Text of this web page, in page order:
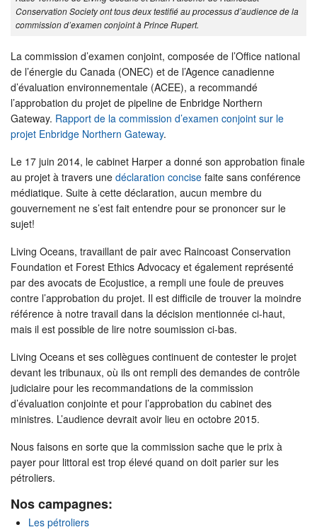
Conservation Society ont tous deux testifié au processus d’audience de la
commission d’examen conjoint à Prince Rupert.
La commission d’examen conjoint, composée de l’Office national
de l’énergie du Canada (ONEC) et de l’Agence canadienne
d’évaluation environnementale (ACEE), a recommandé
l’approbation du projet de pipeline de Enbridge Northern
Gateway. Rapport de la commission d’examen conjoint sur le
projet Enbridge Northern Gateway.
Le 17 juin 2014, le cabinet Harper a donné son approbation finale
au projet à travers une déclaration concise faite sans conférence
médiatique. Suite à cette déclaration, aucun membre du
gouvernement ne s’est fait entendre pour se prononcer sur le
sujet!
Living Oceans, travaillant de pair avec Raincoast Conservation
Foundation et Forest Ethics Advocacy et également représenté
par des avocats de Ecojustice, a rempli une foule de preuves
contre l’approbation du projet. Il est difficile de trouver la moindre
référence à notre travail dans la décision mentionnée ci-haut,
mais il est possible de lire notre soumission ci-bas.
Living Oceans et ses collègues continuent de contester le projet
devant les tribunaux, où ils ont rempli des demandes de contrôle
judiciaire pour les recommandations de la commission
d’évaluation conjointe et pour l’approbation du cabinet des
ministres. L’audience devrait avoir lieu en octobre 2015.
Nous faisons en sorte que la commission sache que le prix à
payer pour littoral est trop élevé quand on doit parier sur les
pétroliers.
Nos campagnes:
Les pétroliers